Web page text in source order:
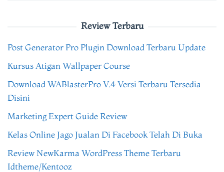
Review Terbaru
Post Generator Pro Plugin Download Terbaru Update
Kursus Atigan Wallpaper Course
Download WABlasterPro V.4 Versi Terbaru Tersedia
Disini
Marketing Expert Guide Review
Kelas Online Jago Jualan Di Facebook Telah Di Buka
Review NewKarma WordPress Theme Terbaru
Idtheme/Kentooz